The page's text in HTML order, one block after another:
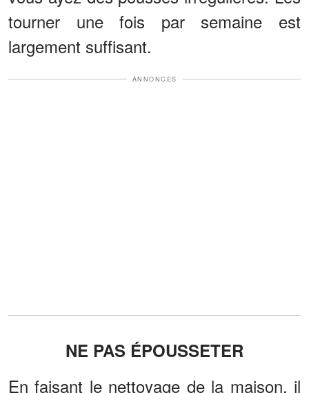
tourner une fois par semaine est
largement suffisant.
ANNONCES
NE PAS ÉPOUSSETER
En faisant le nettoyage de la maison, il